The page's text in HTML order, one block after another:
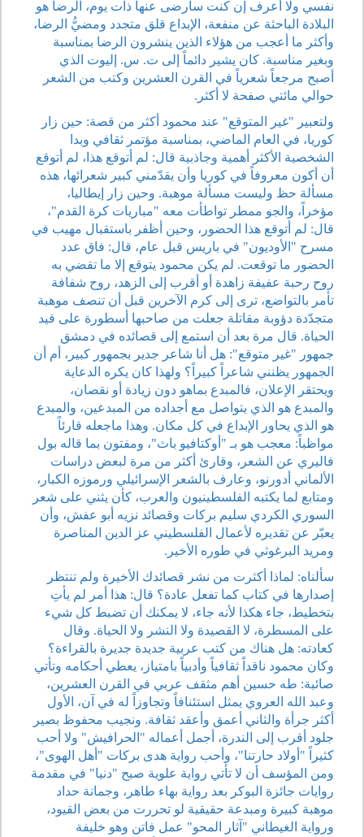
نفسي ولا أعرف إن كنت سأرضى عنها ذات يوم، الرضا هو
البلادة الباحثة عن منفعة، الإبداع قلق متجدد ومضيُّ الرضا،
وأكثر ما أعجب من هؤلاء الذين ينشرون الرضا بمناسبة
وبغير مناسبة. كان يشير دائماً إلى ت. س. إليوت الذي
أصبح مرجعاً شعرياً في القرن العشرين وكتب من الشعر
حوالي مائتي صفحة لا أكثر.
ولتعبير "غير المتوقع" عند محمود أكثر من قصة: حين زار
كوريا، في العام الماضي، بمناسبة مؤتمر ثقافي وبدا
الشخصية الأكثر أهمية وجاذبية قال: لم أتوقع هذا، لم أتوقع
أن أكون معروفاً في كوريا وأن يقدّمني كبير شعرائها، هذه
مسألة حظ وليست مسألة موهبة. وحين زار إيطاليا،
مؤخراً، والجو ممطر تواطأت معه "مباريات كرة القدم"،
قال: لم أتوقع هذا الحضور، وحين أظفر باستقبال مهيب في
مسرح "الأوديون" في باريس قبل عام، قال: فاق عدد
الحضور ما توقعت. لم يكن محمود يتوقع إلا ما تقضي به
روح رحبة عفيفة زاهدة أو أقرب إلى الزهد، روح شفافة
تأمر بالتواضع، ترى إلى كرم الآخرين قبل أن تنصف موهبة
متجدّدة دؤوبة مقاتلة جعلت من صاحبها أسطورة على قيد
الحياة. قال مرة بعد أن استمع إلى قصائده في دمشق
جمهور "غير متوقع": هل أنا شاعر جدير بجمهور كبير، أم أن
الجمهور يظنني شاعراً كبيراً؟ ولهذا كان يكره الدعاية
ويحتقر الإعلان، فالمبدع بماهو دون زيادة أو نقصان،
والمبدع هو الذي يتواصل مع أجداده من المبدعين، والمبدع
هو الذي يحاور الإبداع في كل مكان. وهذا ماجعله قارئاً
مواظباً: معجب هو بـ "أوكتافيو باث"، ومفتون بما قاله بول
فاليري عن الشعر، وقارئ أكثر من مرة لبعض دراسات
الألماني أدورنو، وعارف بالشعر الإسرائيلي ورموزه الكبار،
ومتابع لما يكتبه الفلسطينيون والعرب، كأن يثني على شعر
السوري الكردي سليم بركات وقصائد نزيه أبو عفش، وأن
يعبّر عن تقديره لأعمال الفلسطيني عز الدين المناصرة
ومريد البرغوثي في طوره الأخير.
سألناه: لماذا أكثرت من نشر قصائدك الأخيرة ولم تنتظر
إصدارها في كتاب كما تفعل عادة؟ قال: هذا أمر لم يأتِ
بتخطيط، جاء هكذا لأنه جاء، لا يمكنك أن تضبط كل شيء
على المسطرة، لا القصيدة ولا النشر ولا الحياة. وقال
كعادته: هل هناك من كتب عربية جديدة جديرة بالقراءة؟
وكان محمود ناقداً ثقافياً وأدبياً بامتياز، يعطي أحكامه وتأتي
صائبة: طه حسين أهم مثقف عربي في القرن العشرين،
وعبد الله العروي يمثل استئنافاً وتجاوزاً له في آن، الأول
أكثر جرأة والثاني أعمق وأعقد ثقافة. ونجيب محفوظ بصير
جلود أقرب إلى الندرة، أجمل أعماله "الحرافيش" ولا أحب
كثيراً "أولاد حارتنا"، وأحب رواية هدى بركات "أهل الهوى"،
ومن المؤسف أن لا تأتي رواية علوية صبح "دنيا" في مقدمة
روايات جائزة البوكر بعد رواية بهاء طاهر، وجمانة حداد
موهبة كبيرة ومبدعة حقيقية لو تحررت من بعض القيود،
ورواية الغيطاني "آثار المحو" عمل فاتن وهو خليفة